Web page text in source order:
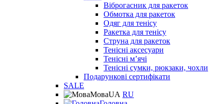
Віброгасник для ракеток
Обмотка для ракеток
Одяг для тенісу
Ракетка для тенісу
Струна для ракеток
Тенісні аксесуари
Тенісні мʼячі
Тенісні сумки, рюкзаки, чохли
Подарункові сертифікати
SALE
МоваUA RU